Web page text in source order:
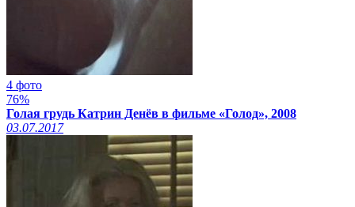
4 фото
76%
Голая грудь Катрин Денёв в фильме «Голод», 2008
03.07.2017